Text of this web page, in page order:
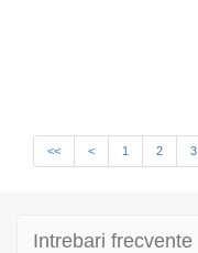
<< < 1 2 3
Intrebari frecvente